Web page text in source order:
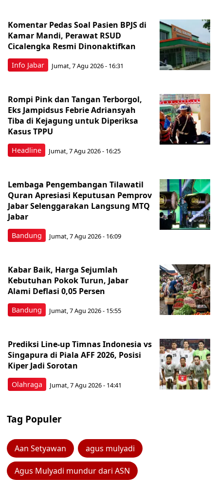
Info Jabar
Komentar Pedas Soal Pasien BPJS di
Kamar Mandi, Perawat RSUD
Cicalengka Resmi Dinonaktifkan
Jumat, 7 Agu 2026 - 16:31
Headline
Rompi Pink dan Tangan Terborgol,
Eks Jampidsus Febrie Adriansyah
Tiba di Kejagung untuk Diperiksa
Kasus TPPU
Jumat, 7 Agu 2026 - 16:25
Bandung
Lembaga Pengembangan Tilawatil
Quran Apresiasi Keputusan Pemprov
Jabar Selenggarakan Langsung MTQ
Jabar
Jumat, 7 Agu 2026 - 16:09
Bandung
Kabar Baik, Harga Sejumlah
Kebutuhan Pokok Turun, Jabar
Alami Deflasi 0,05 Persen
Jumat, 7 Agu 2026 - 15:55
Olahraga
Prediksi Line-up Timnas Indonesia vs
Singapura di Piala AFF 2026, Posisi
Kiper Jadi Sorotan
Jumat, 7 Agu 2026 - 14:41
Tag Populer
Aan Setyawan agus mulyadi
Agus Mulyadi mundur dari ASN